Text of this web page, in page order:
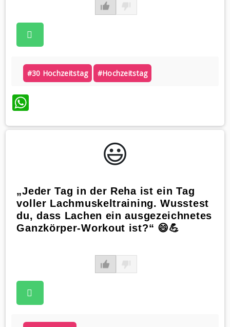
#30 Hochzeitstag #hochzeitstag
WhatsApp
😃️
„Jeder Tag in der Reha ist ein Tag
voller Lachmuskeltraining. Wusstest
du, dass Lachen ein ausgezeichnetes
Ganzkörper-Workout ist?“ 😄💪